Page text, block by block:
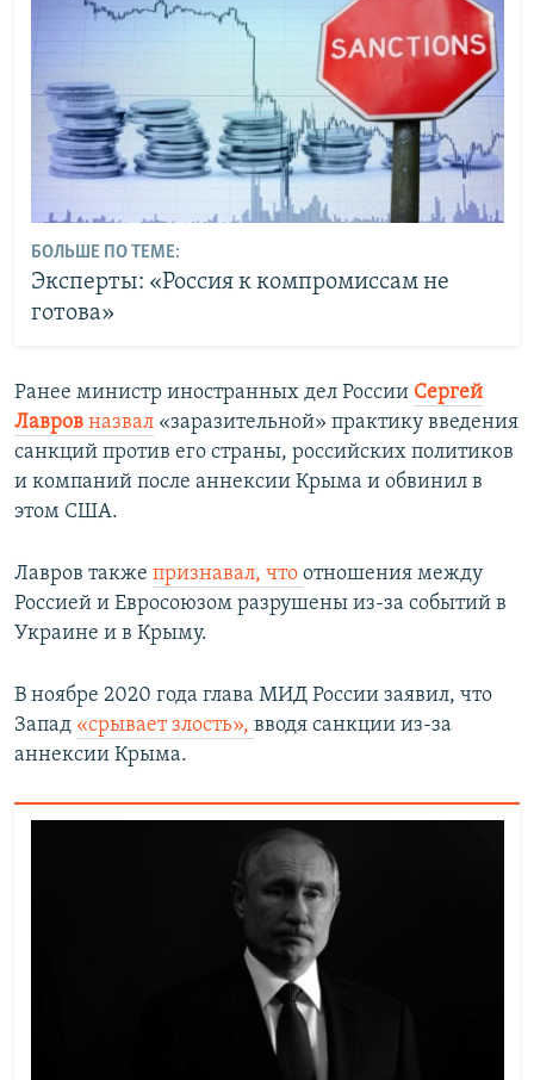
БОЛЬШЕ ПО ТЕМЕ:
Эксперты: «Россия к компромиссам не
готова»
Ранее министр иностранных дел России Сергей
Лавров назвал «заразительной» практику введения
санкций против его страны, российских политиков
и компаний после аннексии Крыма и обвинил в
этом США.
Лавров также признавал, что отношения между
Россией и Евросоюзом разрушены из-за событий в
Украине и в Крыму.
В ноябре 2020 года глава МИД России заявил, что
Запад «срывает злость», вводя санкции из-за
аннексии Крыма.